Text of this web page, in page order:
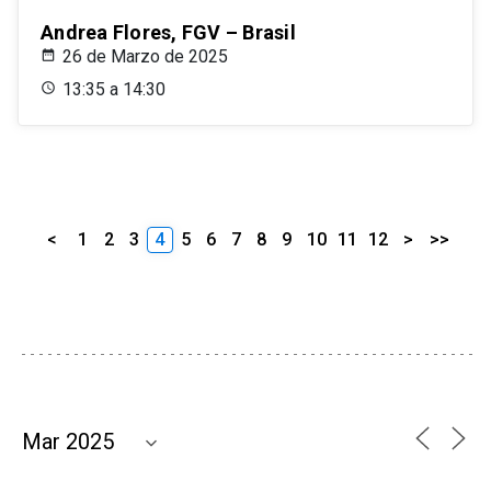
Andrea Flores, FGV – Brasil
26 de Marzo de 2025
13:35 a 14:30
< 1 2 3 4 5 6 7 8 9 10 11 12 > >>